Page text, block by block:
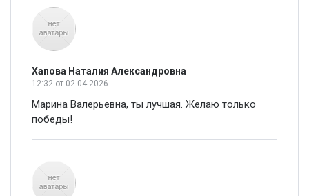
Хапова Наталия Александровна
12:32 от 02.04.2026
Марина Валерьевна, ты лучшая. Желаю только
победы!